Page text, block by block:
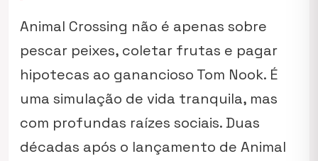
Animal Crossing não é apenas sobre
pescar peixes, coletar frutas e pagar
hipotecas ao ganancioso Tom Nook. É
uma simulação de vida tranquila, mas
com profundas raízes sociais. Duas
décadas após o lançamento de Animal